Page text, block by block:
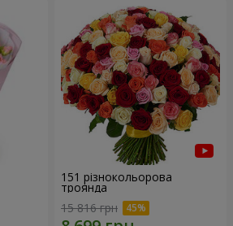
151 різнокольорова
троянда
15 816 грн